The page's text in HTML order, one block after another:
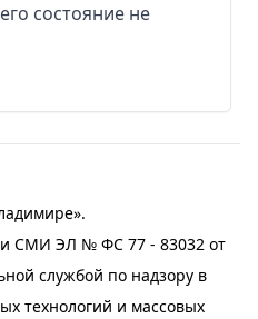
состояние не
СМИ ЭЛ № ФС 77 - 83032 от
службой по надзору в
технологий и массовых